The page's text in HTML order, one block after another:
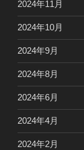
2024年11月
2024年10月
2024年9月
2024年8月
2024年6月
2024年4月
2024年2月